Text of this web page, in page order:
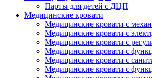
Парты для детей с ДЦП
Медицинские кровати
Медицинские кровати с
Медицинские кровати с
Медицинские кровати с
Медицинские кровати с
Медицинские кровати с
Медицинские кровати с